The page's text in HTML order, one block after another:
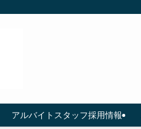
アルバイトスタッフ採用情報